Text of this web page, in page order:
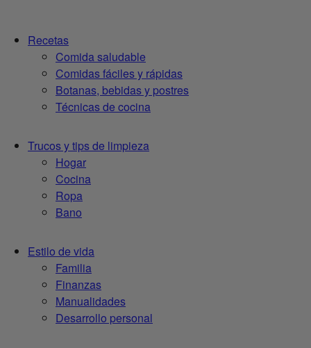
Recetas
Comida saludable
Comidas fáciles y rápidas
Botanas, bebidas y postres
Técnicas de cocina
Trucos y tips de limpieza
Hogar
Cocina
Ropa
Bano
Estilo de vida
Familia
Finanzas
Manualidades
Desarrollo personal